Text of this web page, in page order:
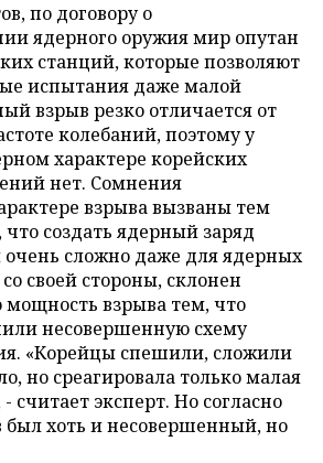
по договору о
ядерного оружия мир опутан
станций, которые позволяют
испытания даже малой
взрыв резко отличается от
колебаний, поэтому у
характере корейских
нет. Сомнения
взрыва вызваны тем
что создать ядерный заряд
сложно даже для ядерных
своей стороны, склонен
мощность взрыва тем, что
несовершенную схему
«Корейцы спешили, сложили
но среагировала только малая
считает эксперт. Но согласно
был хоть и несовершенный, но